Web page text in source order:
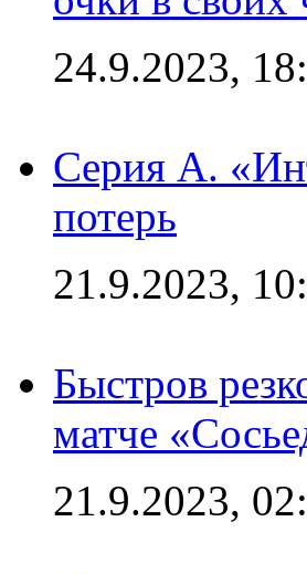
24.9.2023,
Серия А.
потерь
21.9.2023,
Быстров
матче
21.9.2023,